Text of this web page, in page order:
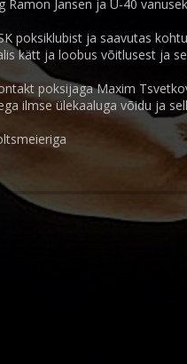
Jansen ja U-40
poksiklubist ja saavutas
kätt ja loobus võitlusest ja
poksijaga Maxim
ilmse ülekaaluga võidu ja